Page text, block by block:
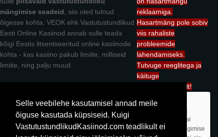
Selle veebilehe kasutamisel annad meile
õiguse kasutada küpsiseid. Kuigi
VastutustundlikudKasiinod.com teadlikult ei
mängimise seadeid, siis oled tulnud
õigesse kohta. VEOK ehk Vastutustundlikud
Eesti Online Kasiinod annab sulle teada
kõigi Eestis litsentseeritud online kasiinode
kohta - kas kasiino pakub limiite, milliseid
limiite, ning palju muud.
reklaamiga.
Hasartmäng pole sobiv
viis rahaliste
probleemide
lahendamiseks.
Tutvuge reeglitega ja
käituge
vastutustundlikult!
Vastutustundlikudkasiinod.com omanik on OÜ Mediacurse. Kuigi me
tutvustame Teile Eesti kasiinode võimalusi, siis oleme me kasiinodest
sõltumatu ettevõte. Me anname endast parima, et kogu info käesoleval
saidil oleks korrektne, aga kasiinod võivad oma vastutustundliku mängimise